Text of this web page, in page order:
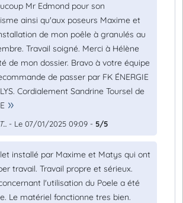
Mr Edmond pour son
ainsi qu'aux poseurs Maxime et
de mon poêle à granulés au
Travail soigné. Merci à Hélène
de mon dossier. Bravo à votre équipe
de passer par FK ÉNERGIE
Cordialement Sandrine Toursel de
- Le 07/01/2025 09:09 - 5/5
installé par Maxime et Matys qui ont
travail. Travail propre et sérieux.
l'utilisation du Poele a été
Le matériel fonctionne tres bien.